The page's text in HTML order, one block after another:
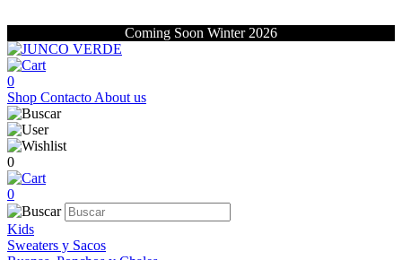
Coming Soon Winter 2026
0
Shop Contacto About us
0
0
Kids
Sweaters y Sacos